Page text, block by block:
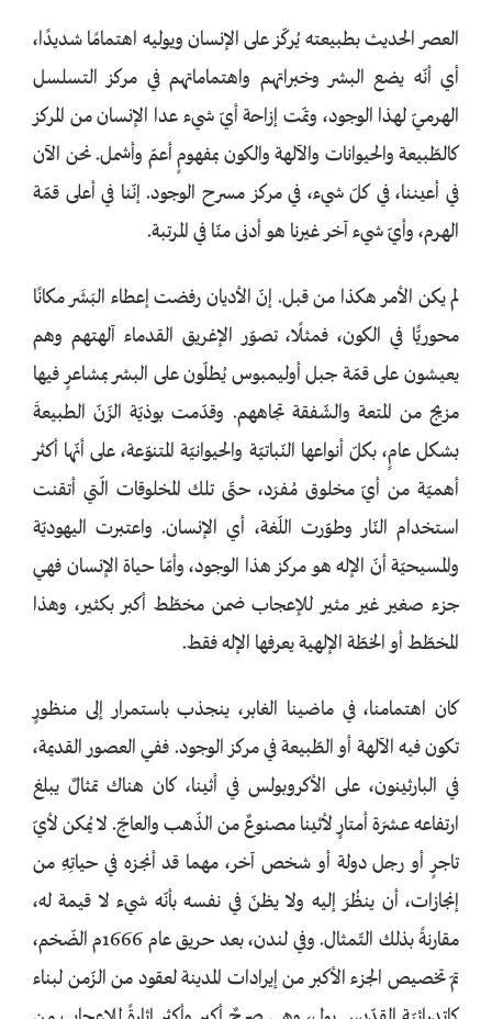
العصر الحديث بطبيعته يُركّز على الإنسان ويوليه اهتمامًا شديدًا،
أي أنّه يضع البشر وخبراتهم واهتماماتهم في مركز التسلسل
الهرميّ لهذا الوجود، وتمّت إزاحة أيّ شيء عدا الإنسان من المركز
كالطّبيعة والحيوانات والآلهة والكون بمفهومٍ أعمّ وأشمل. نحن الآن
في أعيننا، في كلّ شيء، في مركز مسرح الوجود. إنّنا في أعلى قمّة
الهرم، وأيّ شيء آخر غيرنا هو أدنى منّا في المرتبة.
لم يكن الأمر هكذا من قبل. إنّ الأديان رفضت إعطاء البَشَر مكانًا
محوريًّا في الكون، فمثلًا، تصوّر الإغريق القدماء آلهتهم وهم
يعيشون على قمّة جبل أوليمبوس يُطلّون على البشر بمشاعرٍ فيها
مزيج من المتعة والشّفقة تجاههم. وقدّمت بوذيّة الزّنّ الطبيعةَ
بشكل عامٍ، بكلّ أنواعها النّباتيّة والحيوانيّة المتنوّعة، على أنّها أكثر
أهميّة من أيّ مخلوق مُفرَد، حتّى تلك المخلوقات الّتي أتقنت
استخدام النّار وطوّرت اللّغة، أي الإنسان. واعتبرت اليهوديّة
والمسيحيّة أنّ الإله هو مركز هذا الوجود، وأمّا حياة الإنسان فهي
جزء صغير غير مثير للإعجاب ضمن مخطّط أكبر بكثير، وهذا
المخطّط أو الخطّة الإلهية يعرفها الإله فقط.
كان اهتمامنا، في ماضينا الغابر، ينجذب باستمرار إلى منظورٍ
تكون فيه الآلهة أو الطّبيعة في مركز الوجود. ففي العصور القديمة،
في البارثينون، على الأكروبولس في أثينا، كان هناك تمثالٌ يبلغ
ارتفاعه عشرَة أمتارٍ لأثينا مصنوعٌ من الذّهب والعاجّ. لا يُمكن لأيّ
تاجرٍ أو رجل دولة أو شخص آخر، مهما قد أنجزه في حياتِهِ من
إنجازات، أن ينظُرَ إليه ولا يظنّ في نفسه بأنّه شيء لا قيمة له،
مقارنةً بذلك التّمثال. وفي لندن، بعد حريق عام 1666م الضّخم،
تمّ تخصيص الجزء الأكبر من إيرادات المدينة لعقود من الزّمن لبناء